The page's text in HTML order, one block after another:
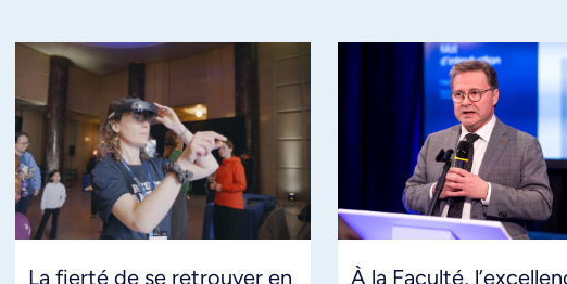
La fierté de se retrouver en
À la Faculté,